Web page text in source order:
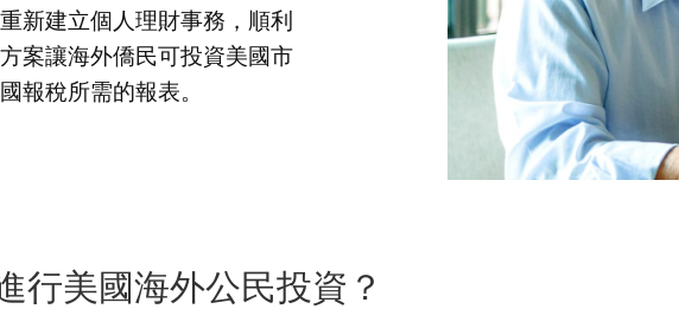
新建立個人理財事務，順利
案讓海外僑民可投資美國市
報稅所需的報表。
行美國海外公民投資？